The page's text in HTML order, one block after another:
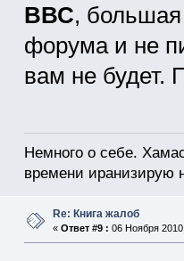
ВВС,
форума и не
вам не будет.
Немного о себе.
времени иранизирую
Re: Книга жалоб
« Ответ #9 : 06 Ноября